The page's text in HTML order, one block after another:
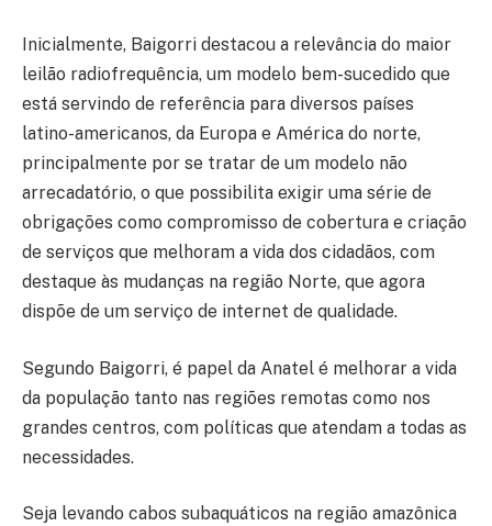
Inicialmente, Baigorri destacou a relevância do maior
leilão radiofrequência, um modelo bem-sucedido que
está servindo de referência para diversos países
latino-americanos, da Europa e América do norte,
principalmente por se tratar de um modelo não
arrecadatório, o que possibilita exigir uma série de
obrigações como compromisso de cobertura e criação
de serviços que melhoram a vida dos cidadãos, com
destaque às mudanças na região Norte, que agora
dispõe de um serviço de internet de qualidade.
Segundo Baigorri, é papel da Anatel é melhorar a vida
da população tanto nas regiões remotas como nos
grandes centros, com políticas que atendam a todas as
necessidades.
Seja levando cabos subaquáticos na região amazônica